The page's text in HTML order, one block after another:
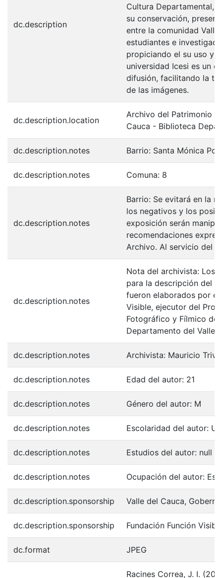
dc.description
Cultura Departamental,
su conservación,
entre la comunidad
estudiantes e
propiciando el su uso y
universidad Icesi es un
difusión, facilitando la
de las imágenes.
dc.description.location
Archivo del Patrimonio
Cauca - Biblioteca
dc.description.notes Barrio: Santa Mónica
dc.description.notes Comuna: 8
dc.description.notes
Barrio: Se evitará en la
los negativos y los
exposición serán
recomendaciones
Archivo. Al servicio del
dc.description.notes
Nota del archivista: Los
para la descripción del
fueron elaborados por el
Visible, ejecutor del
Fotográfico y Fílmico de
Departamento del Valle
dc.description.notes Archivista: Mauricio
dc.description.notes Edad del autor: 21
dc.description.notes Género del autor: M
dc.description.notes Escolaridad del autor:
dc.description.notes Estudios del autor: null
dc.description.notes Ocupación del autor:
dc.description.sponsorship Valle del Cauca,
dc.description.sponsorship Fundación Función
dc.format JPEG
Racines Correa, J. I.